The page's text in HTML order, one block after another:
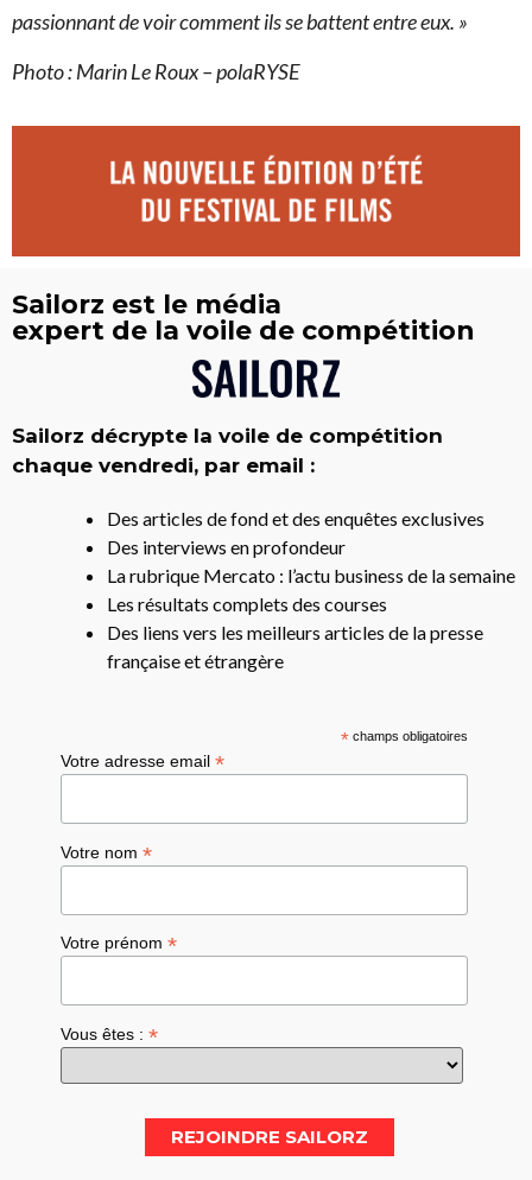
passionnant de voir comment ils se battent entre eux. »
Photo : Marin Le Roux – polaRYSE
Sailorz est le média
expert de la voile de compétition
Sailorz décrypte la voile de compétition
chaque vendredi, par email :
Des articles de fond et des enquêtes exclusives
Des interviews en profondeur
La rubrique Mercato : l’actu business de la semaine
Les résultats complets des courses
Des liens vers les meilleurs articles de la presse
française et étrangère
*champs obligatoires
Votre adresse email*
Votre nom*
Votre prénom*
Vous êtes :*